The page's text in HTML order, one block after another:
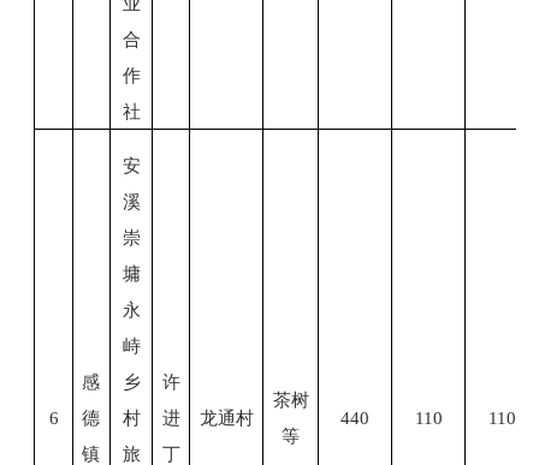
合
作
社
6
感
德
镇
安
溪
崇
墉
永
峙
乡
村
旅
许
进
丁
龙通村
茶树
等
440 110 110